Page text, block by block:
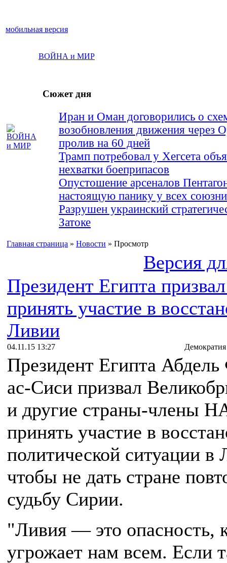
мобильная версия
ВОЙНА и МИР
Сюжет дня
Иран и Оман договорились о
возобновления движения через
пролив на 60 дней
Трамп потребовал у Хегсета
нехватки боеприпасов
Опустошение арсеналов
настоящую панику у всех
Разрушен украинский
Затоке
Главная страница » Новости » Просмотр
Версия
Президент Египта
принять участие в
Ливии
04.11.15 13:27
Президент Египта Абдель
ас-Сиси призвал
и другие страны-члены
принять участие в
политической ситуации в
чтобы не дать стране
судьбу Сирии.
"Ливия — это опасность,
угрожает нам всем. Если